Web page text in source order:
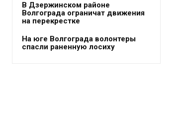
В Дзержинском районе
Волгограда ограничат движения
на перекрестке
На юге Волгограда волонтеры
спасли раненную лосиху